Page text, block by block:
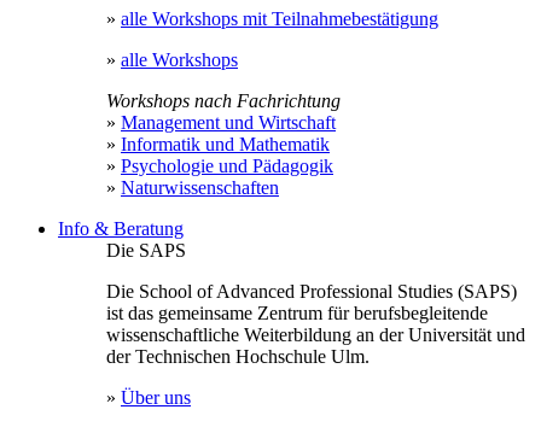
» alle Workshops mit Teilnahmebestätigung
» alle Workshops
Workshops nach Fachrichtung
» Management und Wirtschaft
» Informatik und Mathematik
» Psychologie und Pädagogik
» Naturwissenschaften
Info & Beratung
Die SAPS
Die School of Advanced Professional Studies (SAPS)
ist das gemeinsame Zentrum für berufsbegleitende
wissenschaftliche Weiterbildung an der Universität und
der Technischen Hochschule Ulm.
» Über uns